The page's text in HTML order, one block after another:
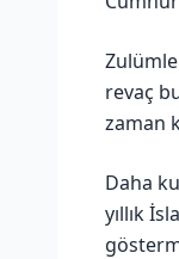
revaç
zaman
Daha
yıllık